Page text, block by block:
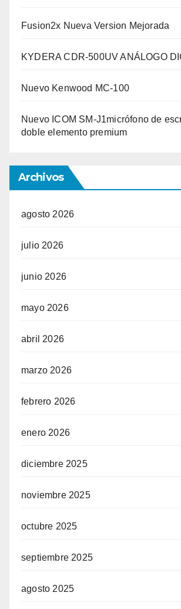
Fusion2x Nueva Version Mejorada
KYDERA CDR-500UV ANÁLOGO
Nuevo Kenwood MC-100
Nuevo ICOM SM-J1micrófono de
doble elemento premium
Archivos
agosto 2026
julio 2026
junio 2026
mayo 2026
abril 2026
marzo 2026
febrero 2026
enero 2026
diciembre 2025
noviembre 2025
octubre 2025
septiembre 2025
agosto 2025